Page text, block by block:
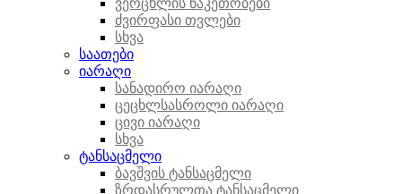
ვერცხლის ნაკეთობები
ძვირფასი თვლები
სხვა
საათები
იარაღი
სანადირო იარაღი
ცეცხლსასროლი იარაღი
ცივი იარაღი
სხვა
ტანსაცმელი
ბავშვის ტანსაცმელი
ზრდასრულთა ტანსაცმელი